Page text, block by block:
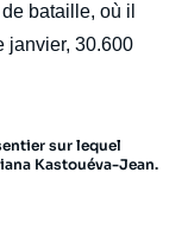
bataille, où il
janvier, 30.600
sur lequel
Kastouéva-Jean.